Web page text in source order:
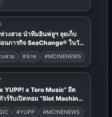
วงสวย นำทีมอินฟลูฯ ลุยเก็บ
"ซีเล็ค"
งสวย #นำท #MCINENEWS
YUPP! x Tero Music” ยึด
ทอม “Slot Machine-
มศิลปินเจน Z เสิร์ฟโชว์สุดมันส์!
#YUPP #MCINENEWS